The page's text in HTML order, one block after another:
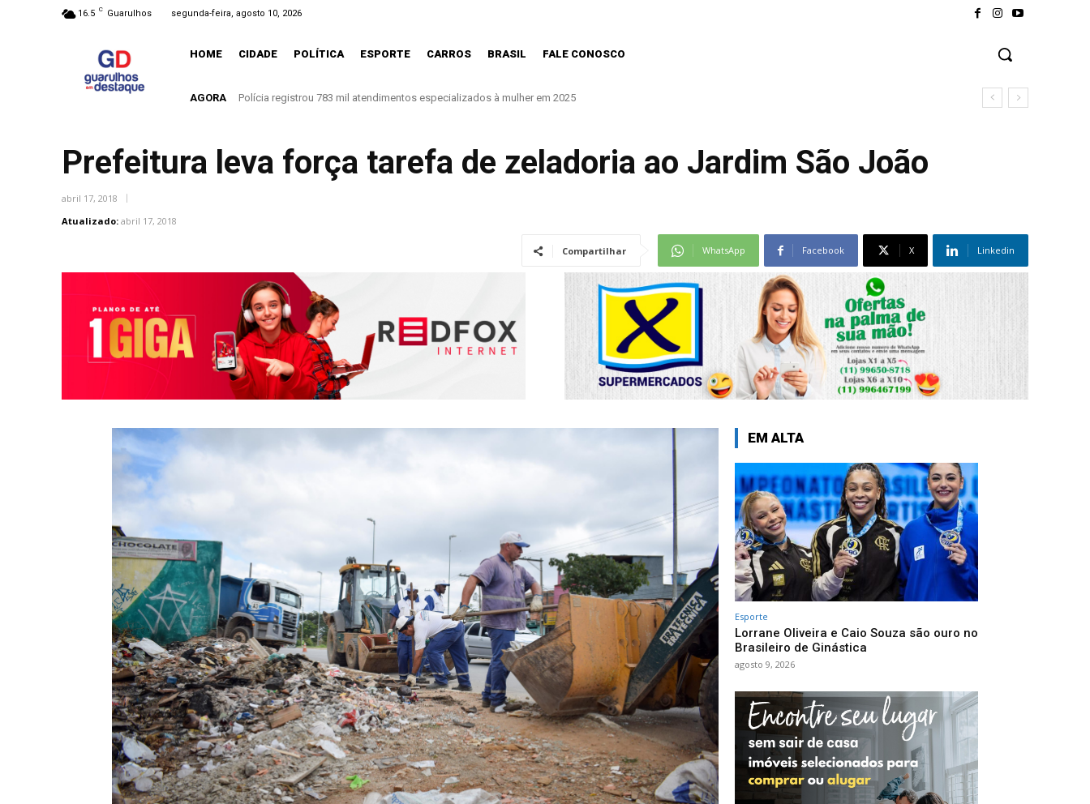
16.5 C Guarulhos segunda-feira, agosto 10, 2026
HOME CIDADE POLÍTICA ESPORTE CARROS BRASIL FALE CONOSCO
AGORA Polícia registrou 783 mil atendimentos especializados à mulher em 2025
Pais estão menos presentes na criação de filhos, aponta estudo
Prefeitura leva força tarefa de zeladoria ao Jardim São João
abril 17, 2018
Atualizado: abril 17, 2018
Compartilhar WhatsApp Facebook X Linkedin
EM ALTA
Esporte
Lorrane Oliveira e Caio Souza são ouro no
Brasileiro de Ginástica
agosto 9, 2026